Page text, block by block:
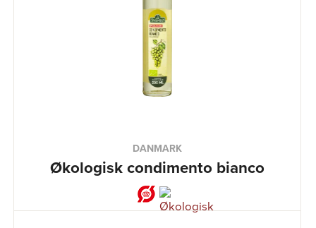
DANMARK
Økologisk condimento bianco